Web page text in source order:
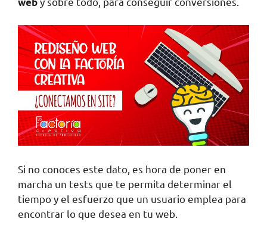
Si no conoces este dato, es hora de poner en
marcha un tests que te permita determinar el
tiempo y el esfuerzo que un usuario emplea para
encontrar lo que desea en tu web.